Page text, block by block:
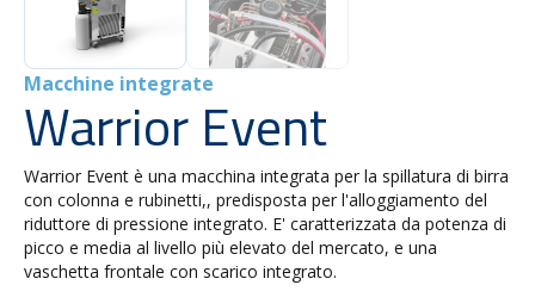
Macchine integrate
Warrior Event
Warrior Event è una macchina integrata per la spillatura di birra
con colonna e rubinetti,, predisposta per l'alloggiamento del
riduttore di pressione integrato. E' caratterizzata da potenza di
picco e media al livello più elevato del mercato, e una
vaschetta frontale con scarico integrato.